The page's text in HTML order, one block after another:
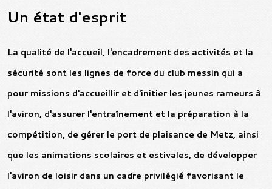
Un état d'esprit
La qualité de l'accueil, l'encadrement des activités et la
sécurité sont les lignes de force du club messin qui a
pour missions d'accueillir et d'initier les jeunes rameurs à
l'aviron, d'assurer l'entraînement et la préparation à la
compétition, de gérer le port de plaisance de Metz, ainsi
que les animations scolaires et estivales, de développer
l'aviron de loisir dans un cadre privilégié favorisant le